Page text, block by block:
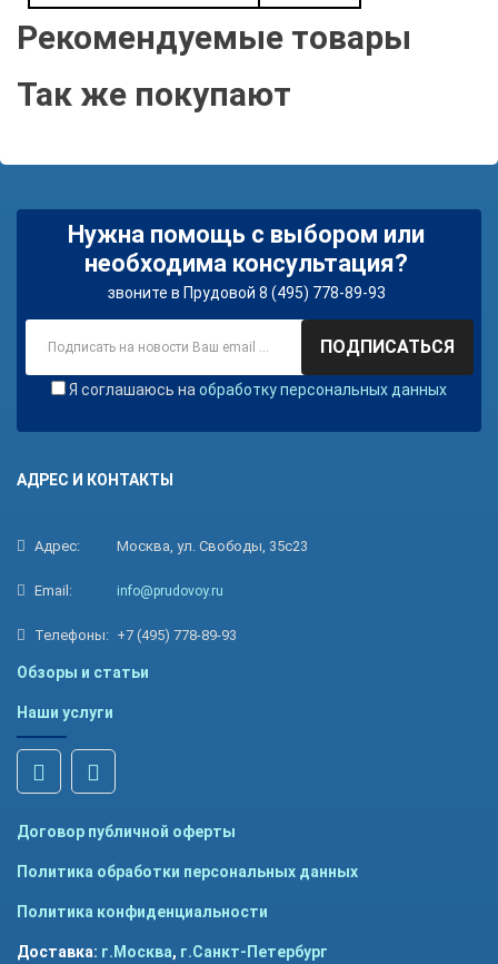
Рекомендуемые товары
Так же покупают
Нужна помощь с выбором или
необходима консультация?
звоните в Прудовой 8 (495) 778-89-93
ПОДПИСАТЬСЯ
Я соглашаюсь на обработку персональных данных
АДРЕС И КОНТАКТЫ
Адрес: Москва, ул. Свободы, 35с23
Email: info@prudovoy.ru
Телефоны: +7 (495) 778-89-93
Обзоры и статьи
Наши услуги
Договор публичной оферты
Политика обработки персональных данных
Политика конфиденциальности
Доставка: г.Москва, г.Санкт-Петербург